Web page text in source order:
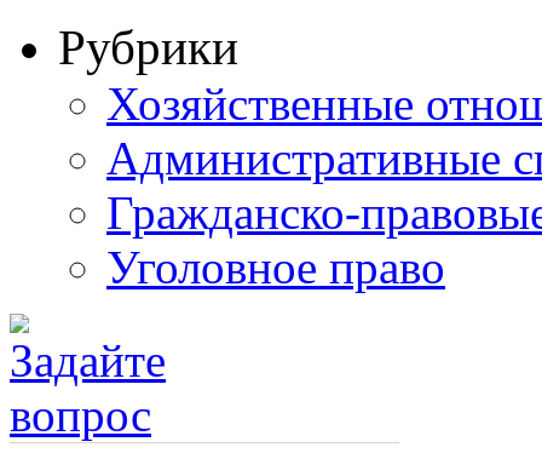
Рубрики
Хозяйственные
Административные
Гражданско-
Уголовное право